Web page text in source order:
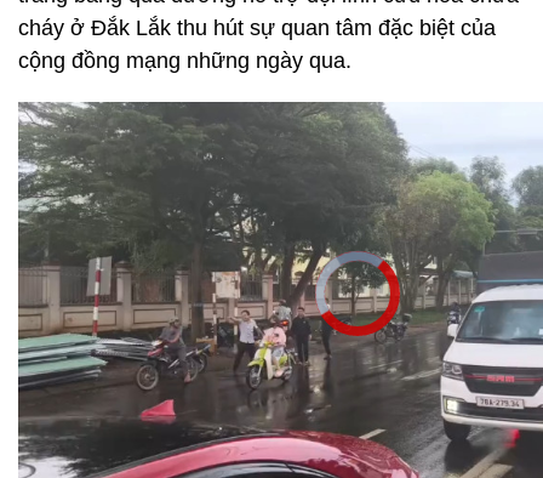
cháy ở Đắk Lắk thu hút sự quan tâm đặc biệt của
cộng đồng mạng những ngày qua.